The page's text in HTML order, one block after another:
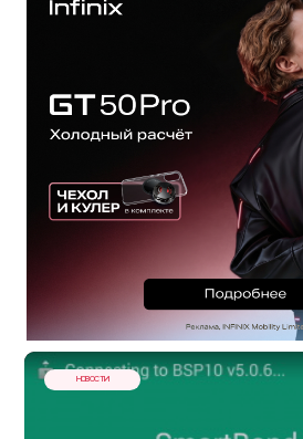
НОВОСТИ